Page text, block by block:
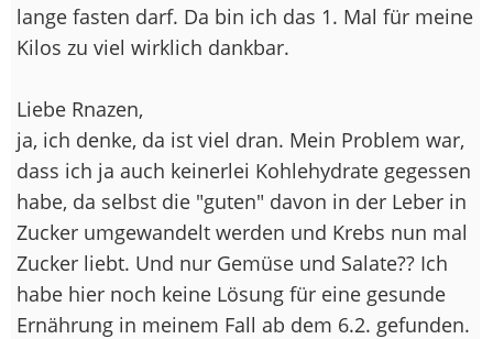
lange fasten darf. Da bin ich das 1. Mal für meine
Kilos zu viel wirklich dankbar.
Liebe Rnazen,
ja, ich denke, da ist viel dran. Mein Problem war,
dass ich ja auch keinerlei Kohlehydrate gegessen
habe, da selbst die "guten" davon in der Leber in
Zucker umgewandelt werden und Krebs nun mal
Zucker liebt. Und nur Gemüse und Salate?? Ich
habe hier noch keine Lösung für eine gesunde
Ernährung in meinem Fall ab dem 6.2. gefunden.